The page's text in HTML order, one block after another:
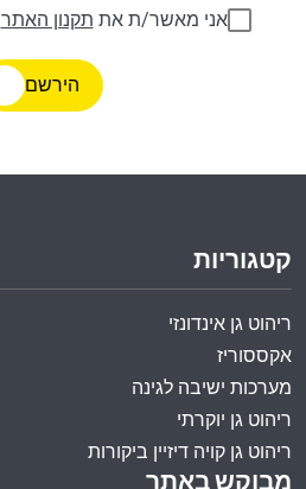
אני מאשר/ת את תקנון האתר
הירשם
קטגוריות
ריהוט גן אינדונזי
אקססוריז
מערכות ישיבה לגינה
ריהוט גן יוקרתי
ריהוט גן קויה דיזיין ביקורות